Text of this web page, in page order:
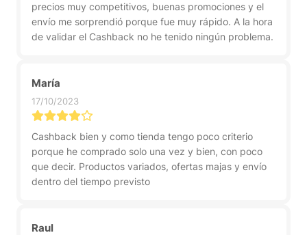
precios muy competitivos, buenas promociones y el
envío me sorprendió porque fue muy rápido. A la hora
de validar el Cashback no he tenido ningún problema.
María
17/10/2023
Cashback bien y como tienda tengo poco criterio
porque he comprado solo una vez y bien, con poco
que decir. Productos variados, ofertas majas y envío
dentro del tiempo previsto
Raul